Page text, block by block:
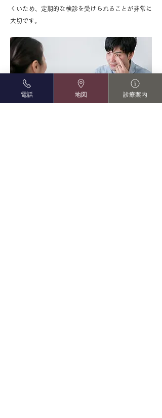
くいため、定期的な検診を受けられることが非常に
大切です。
電話 地図 診療案内